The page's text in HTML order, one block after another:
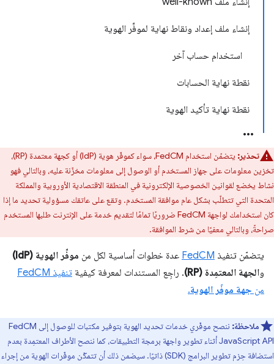
إنشاء ملف إعداد ونقاط نهاية لموفِّر الهوية
استخدام حساب آخر
نقطة نهاية الحسابات
نقطة نهاية تأكيد الهوية
تحذير:
يتضمّن استخدام FedCM، سواء كموفّر هوية (IdP) أو كجهة معتمدة (RP)،
تخزين معلومات على جهاز المستخدم أو الوصول إلى معلومات مخزّنة عليه، وبالتالي فهو
نشاط يخضع لقوانين الخصوصية الإلكترونية في المنطقة الاقتصادية الأوروبية والمملكة
المتحدة التي تتطلّب بشكل عام موافقة المستخدم. وتقع على عاتقك مسؤولية تحديد ما إذا
كان استخدامك لواجهة FedCM ضروريًا تمامًا لتقديم خدمة على الإنترنت طلبها المستخدم
صراحةً، وبالتالي معفيًا من شرط الموافقة.
يتضمّن تنفيذ FedCM عدة خطوات أساسية لكل من موفِّر الهوية (IdP)
والجهة المعتمِدة (RP) . راجِع المستندات لمعرفة كيفية
تنفيذ FedCM
من جهة موفّر الهوية.
ملاحظة:
ننصح موفّري خدمات تحديد الهوية بتوفير مكتبات للوصول إلى FedCM
JavaScript API أثناء تطوير واجهة برمجة التطبيقات، كما ننصح الأطراف المعتمِدة بعدم
استضافة حِزم تطوير البرامج (SDK) ذاتيًا. سيضمن ذلك أن تتمكّن موفّرات الهوية من إجراء